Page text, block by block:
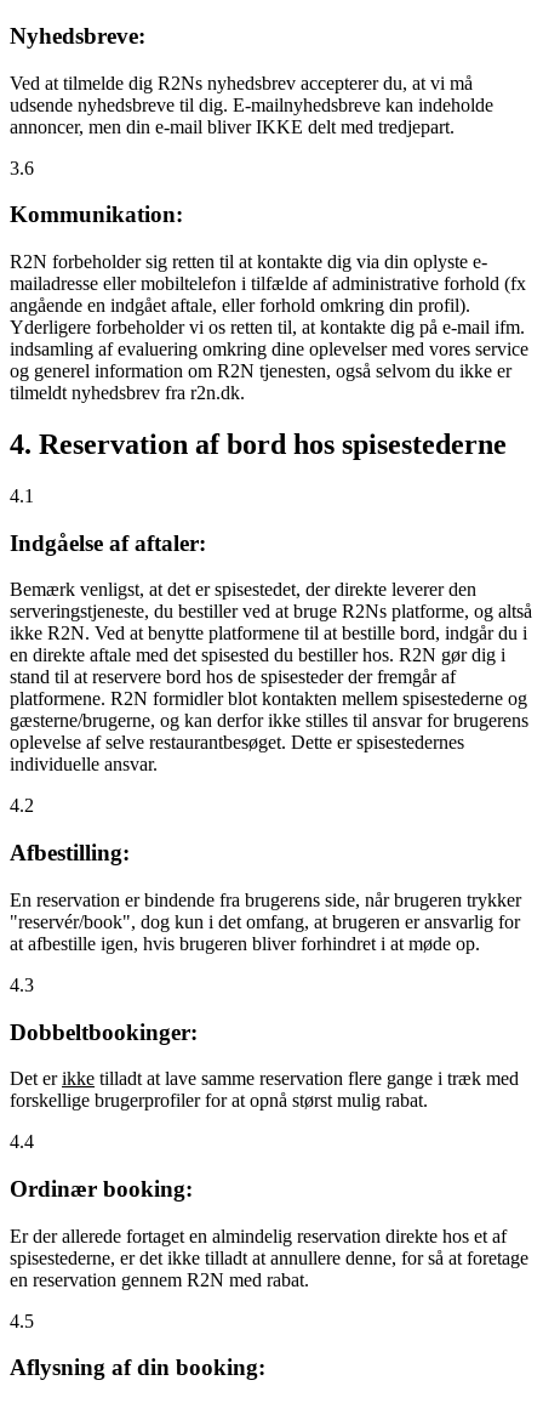
Nyhedsbreve:
Ved at tilmelde dig R2Ns nyhedsbrev accepterer du, at vi må
udsende nyhedsbreve til dig. E-mailnyhedsbreve kan indeholde
annoncer, men din e-mail bliver IKKE delt med tredjepart.
3.6
Kommunikation:
R2N forbeholder sig retten til at kontakte dig via din oplyste e-
mailadresse eller mobiltelefon i tilfælde af administrative forhold (fx
angående en indgået aftale, eller forhold omkring din profil).
Yderligere forbeholder vi os retten til, at kontakte dig på e-mail ifm.
indsamling af evaluering omkring dine oplevelser med vores service
og generel information om R2N tjenesten, også selvom du ikke er
tilmeldt nyhedsbrev fra r2n.dk.
4. Reservation af bord hos spisestederne
4.1
Indgåelse af aftaler:
Bemærk venligst, at det er spisestedet, der direkte leverer den
serveringstjeneste, du bestiller ved at bruge R2Ns platforme, og altså
ikke R2N. Ved at benytte platformene til at bestille bord, indgår du i
en direkte aftale med det spisested du bestiller hos. R2N gør dig i
stand til at reservere bord hos de spisesteder der fremgår af
platformene. R2N formidler blot kontakten mellem spisestederne og
gæsterne/brugerne, og kan derfor ikke stilles til ansvar for brugerens
oplevelse af selve restaurantbesøget. Dette er spisestedernes
individuelle ansvar.
4.2
Afbestilling:
En reservation er bindende fra brugerens side, når brugeren trykker
"reservér/book", dog kun i det omfang, at brugeren er ansvarlig for
at afbestille igen, hvis brugeren bliver forhindret i at møde op.
4.3
Dobbeltbookinger:
Det erikke tilladt at lave samme reservation flere gange i træk med
forskellige brugerprofiler for at opnå størst mulig rabat.
4.4
Ordinær booking:
Er der allerede fortaget en almindelig reservation direkte hos et af
spisestederne, er det ikke tilladt at annullere denne, for så at foretage
en reservation gennem R2N med rabat.
4.5
Aflysning af din booking: